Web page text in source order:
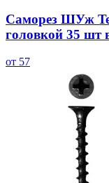
Саморез ШУж
головкой 35 шт
от 57